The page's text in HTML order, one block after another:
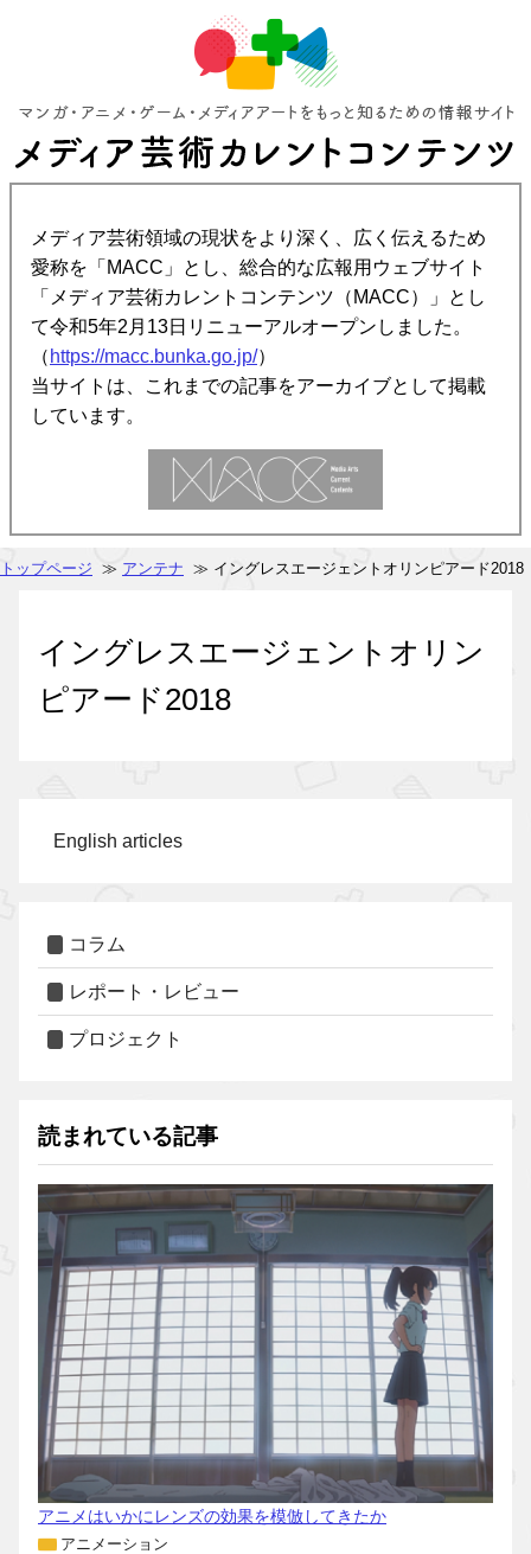
メディア芸術領域の現状をより深く、広く伝えるため
愛称を「MACC」とし、総合的な広報用ウェブサイト
「メディア芸術カレントコンテンツ（MACC）」とし
て令和5年2月13日リニューアルオープンしました。
（ https://macc.bunka.go.jp/）
当サイトは、これまでの記事をアーカイブとして掲載
しています。
トップページ ≫ アンテナ ≫ イングレスエージェントオリンピアード2018
イングレスエージェントオリン
ピアード2018
English articles
コラム
レポート・レビュー
プロジェクト
読まれている記事
アニメはいかにレンズの効果を模倣してきたか
アニメーション